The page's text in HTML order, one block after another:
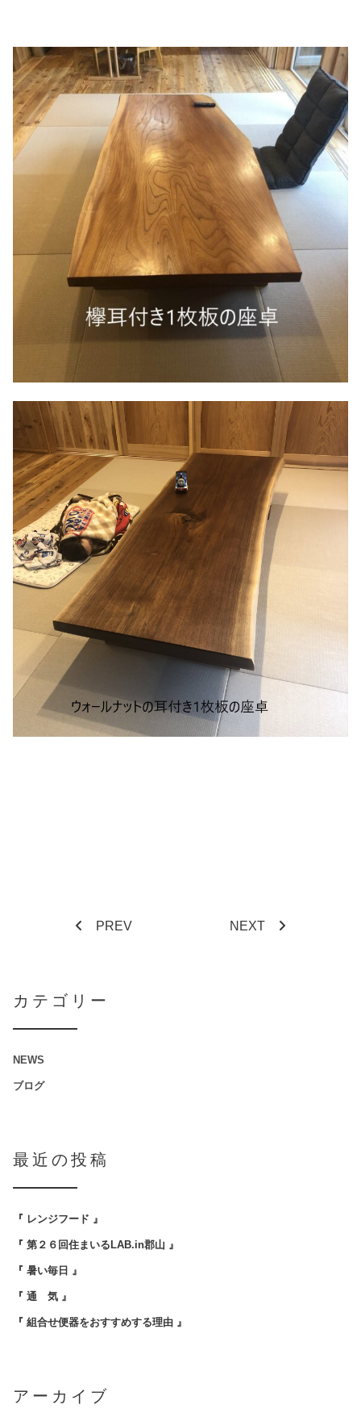
PREV NEXT
カテゴリー
NEWS
ブログ
最近の投稿
『 レンジフード 』
『 第２６回住まいるLAB.in郡山 』
『 暑い毎日 』
『 通 気 』
『 組合せ便器をおすすめする理由 』
アーカイブ